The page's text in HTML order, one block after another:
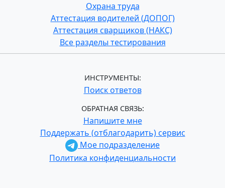
Охрана труда
Аттестация водителей (ДОПОГ)
Аттестация сварщиков (НАКС)
Все разделы тестирования
ИНСТРУМЕНТЫ:
Поиск ответов
ОБРАТНАЯ СВЯЗЬ:
Напишите мне
Поддержать (отблагодарить) сервис
Мое подразделение
Политика конфиденциальности